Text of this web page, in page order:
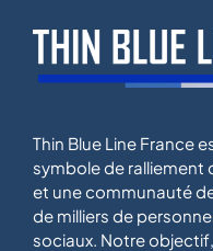
Thin Blue Line France
symbole de ralliement
et une communauté
de milliers de
sociaux. Notre